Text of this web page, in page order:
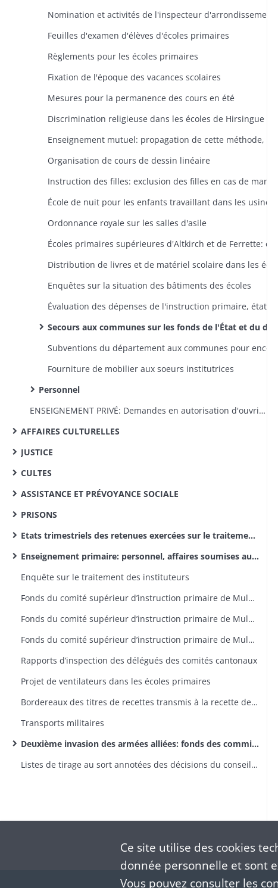
Nomination et activités de l'inspecteur d'arrondissement
Feuilles d'examen d'élèves d'écoles primaires
Règlements pour les écoles primaires
Fixation de l'époque des vacances scolaires
Mesures pour la permanence des cours en été
Organisation de cours de dessin linéaire
Ordonnance royale sur les salles d'asile
Enquêtes sur la situation des bâtiments des écoles
Secours aux communes sur les fonds de l'État et du département pour acquérir, construire ou réparer des écoles, acquérir du mobilier et du matériel scolaire, compléter le traitement des instituteurs
Fourniture de mobilier aux soeurs institutrices
Personnel
ENSEIGNEMENT PRIVÉ: Demandes en autorisation d'ouvrir des êcoles privêes, fermeture de celles ouvertes sans autorisation
AFFAIRES CULTURELLES
JUSTICE
CULTES
ASSISTANCE ET PRÉVOYANCE SOCIALE
PRISONS
Etats trimestriels des retenues exercées sur le traitement des instituteurs pour le service des pensions civiles
Enseignement primaire: personnel, affaires soumises aux comités supérieurs de l’arrondissement d’Altkirch (dossiers par canton)
Enquête sur le traitement des instituteurs
Fonds du comité supérieur d’instruction primaire de Mulhouse: rapports d’inspection des délégués, lettres de provenance diverse
Fonds du comité supérieur d’instruction primaire de Mulhouse: correspondance émanant du recteur
Fonds du comité supérieur d’instruction primaire de Mulhouse: lettres émanant des préfets et sous-préfets
Rapports d’inspection des délégués des comités cantonaux
Projet de ventilateurs dans les écoles primaires
Bordereaux des titres de recettes transmis à la recette des finances d’Altkirch par la sous-préfecture
Transports militaires
Deuxième invasion des armées alliées: fonds des commissions cantonales
Listes de tirage au sort annotées des décisions du conseil de révision (classe 1870)
Ce site utilise des cookies
donnée personnelle et sont
Vous pouvez consulter les